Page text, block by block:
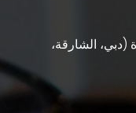
(دبي، الشارقة،